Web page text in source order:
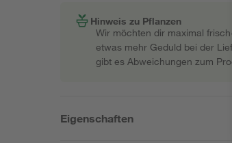
Hinweis zu Pflanzen
Wir möchten dir maximal
etwas mehr Geduld bei der
gibt es Abweichungen zum
Eigenschaften